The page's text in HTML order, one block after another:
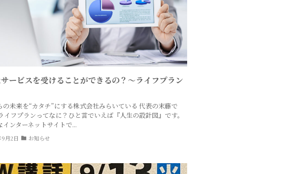
ービスを受けることができるの？〜ライフプラン
の未来を“カタチ”にする株式会社みらいている 代表の末藤で
フプランってなに？ひと言でいえば『人生の設計図』です。
インターネットサイトで...
月2日 お知らせ